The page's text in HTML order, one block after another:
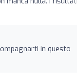
in questo